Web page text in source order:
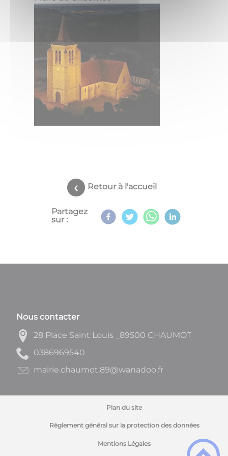
Retour à l'accueil
Partagez
sur :
Nous contacter
28 Place Saint Louis _89500 CHAUMOT
0459696830
rf.oodanaw@98.tomuahc.eiriam
Plan du site
Règlement général sur la protection des données
Mentions Légales